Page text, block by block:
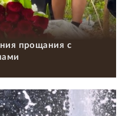
прощания с